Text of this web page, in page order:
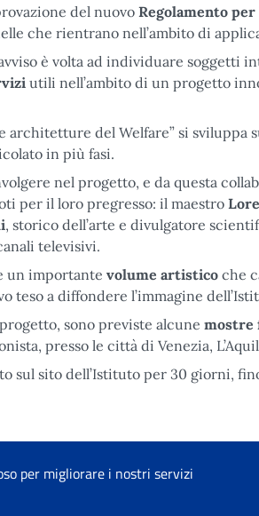
del nuovoRegolamento
che rientrano nell’ambito di
è volta ad individuare soggetti
utili nell’ambito di un progetto
architetture del Welfare” si
in più fasi.
nel progetto, e da questa
per il loro pregresso: il maestro
, storico dell’arte e divulgatore
televisivi.
un importante volume artistico che
teso a diffondere l’immagine
sono previste alcune mostre
presso le città di Venezia,
sul sito dell’Istituto per 30 giorni,
per migliorare i nostri servizi